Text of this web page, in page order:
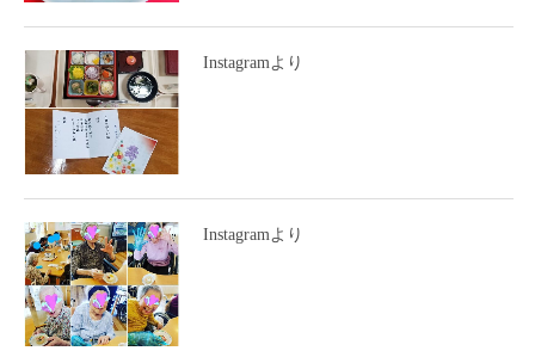
Instagramより
Instagramより